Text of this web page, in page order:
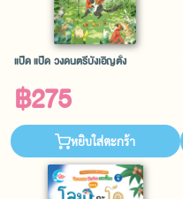
แป๊ด แป๊ด วงดนตรีบังเอิญตั้ง
฿275
หยิบใส่ตะกร้า